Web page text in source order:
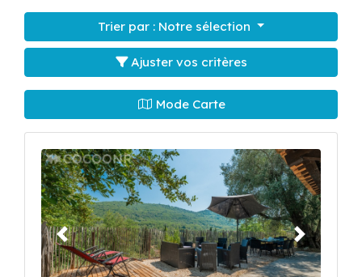
Trier par : Notre sélection
Ajuster vos critères
Mode Carte
Précédent Suivant